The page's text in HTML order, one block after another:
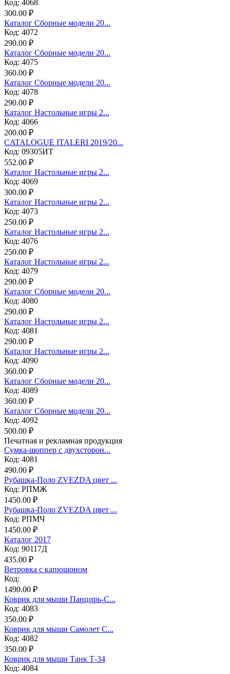
Код: 4068
300.00 ₽
Каталог Сборные модели 20...
Код: 4072
290.00 ₽
Каталог Сборные модели 20...
Код: 4075
360.00 ₽
Каталог Сборные модели 20...
Код: 4078
290.00 ₽
Каталог Настольные игры 2...
Код: 4066
200.00 ₽
CATALOGUE ITALERI 2019/20...
Код: 09305ИТ
552.00 ₽
Каталог Настольные игры 2...
Код: 4069
300.00 ₽
Каталог Настольные игры 2...
Код: 4073
250.00 ₽
Каталог Настольные игры 2...
Код: 4076
250.00 ₽
Каталог Настольные игры 2...
Код: 4079
290.00 ₽
Каталог Сборные модели 20...
Код: 4080
290.00 ₽
Каталог Настольные игры 2...
Код: 4081
290.00 ₽
Каталог Настольные игры 2...
Код: 4090
360.00 ₽
Каталог Сборные модели 20...
Код: 4089
360.00 ₽
Каталог Сборные модели 20...
Код: 4092
500.00 ₽
Печатная и рекламная продукция
Сумка-шоппер с двухсторон...
Код: 4081
490.00 ₽
Рубашка-Поло ZVEZDA цвет ...
Код: РПМЖ
1450.00 ₽
Рубашка-Поло ZVEZDA цвет ...
Код: РПМЧ
1450.00 ₽
Каталог 2017
Код: 90117Д
435.00 ₽
Ветровка с капюшоном
Код:
1490.00 ₽
Коврик для мыши Панцирь-С...
Код: 4083
350.00 ₽
Коврик для мыши Самолет С...
Код: 4082
350.00 ₽
Коврик для мыши Танк Т-34
Код: 4084